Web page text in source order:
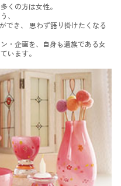
くの方は女性。
、
でき、 思わず語り掛けたくなる
・企画を、自身も遺族である女
います。